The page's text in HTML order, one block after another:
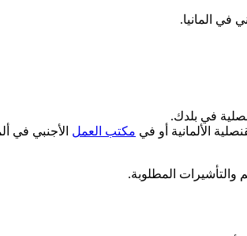
في المانيا.
في بلدك.
الألمانية أو في مكتب العمل الأجنبي في
المطلوبة.